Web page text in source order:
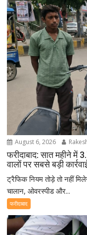
August 6, 2026
फरीदाबाद: सात महीने में
वालों पर सबसे बड़ी
ट्रैफिक नियम तोड़े तो नहीं
चालान, ओवरस्पीड और...
फरीदाबाद